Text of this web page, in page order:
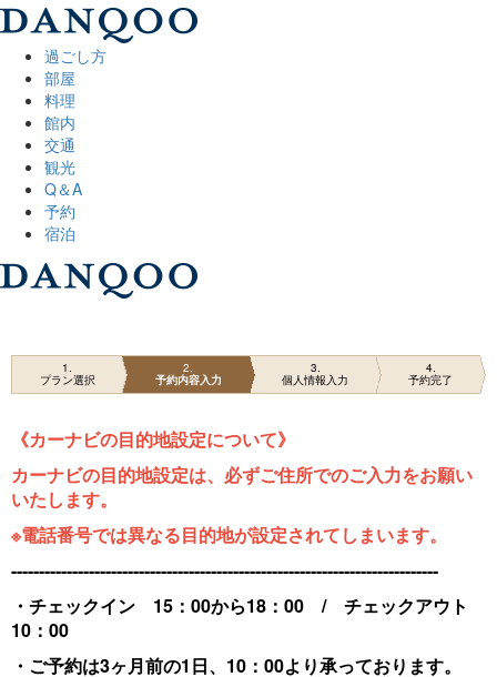
過ごし方
部屋
料理
館内
交通
観光
Q＆A
予約
宿泊
1
プラン選択
2
予約内容入力
3
個人情報入力
4
予約完了
《カーナビの目的地設定について》
カーナビの目的地設定は、必ずご住所でのご入力をお願い
いたします。
※電話番号では異なる目的地が設定されてしまいます。
-----------------------------------------------------------------------------
・チェックイン 15：00から18：00 / チェックアウト
10：00
・ご予約は3ヶ月前の1日、10：00より承っております。